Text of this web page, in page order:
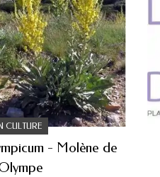
CULTURE
- Molène de